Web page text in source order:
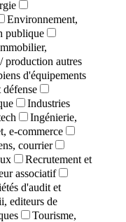
Environnement,
publique
production autres
d'équipements
défense
Industries
Ingénierie,
e-commerce
courrier
Recrutement et
associatif
d'audit et
editeurs de
Tourisme,